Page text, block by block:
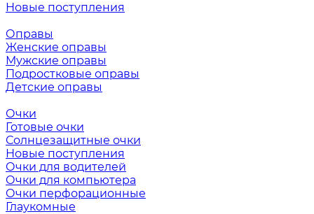
Новые поступления
Оправы
Женские оправы
Мужские оправы
Подростковые оправы
Детские оправы
Очки
Готовые очки
Солнцезащитные очки
Новые поступления
Очки для водителей
Очки для компьютера
Очки перфорационные
Глаукомные